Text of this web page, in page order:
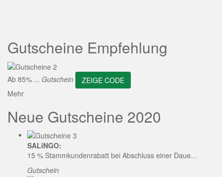
Gutscheine Empfehlung
Ab 85% ... Gutschein
ZEIGE CODE
Mehr
Neue Gutscheine 2020
SALiNGO:
15 % Stammkundenrabatt bei Abschluss einer Daue...
Gutschein